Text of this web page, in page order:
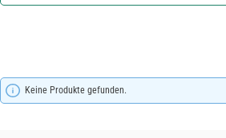
Keine Produkte gefunden.